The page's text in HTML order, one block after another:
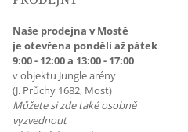
Naše prodejna v Mostě
je otevřena pondělí až pátek
9:00 - 12:00 a 13:00 - 17:00
v objektu Jungle arény
(J. Průchy 1682, Most)
Můžete si zde také osobně
vyzvednout